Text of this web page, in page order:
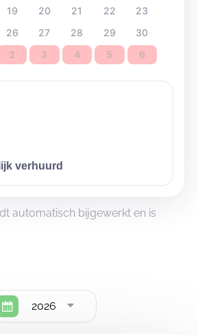
19 20 21 22
23
26 27 28 29
30
2 3 4 5 6
verhuurd
automatisch bijgewerkt en is
2026